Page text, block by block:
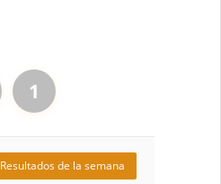
1
Resultados de la semana